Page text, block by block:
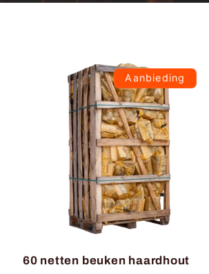
Aanbieding
60 netten beuken haardhout